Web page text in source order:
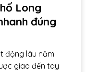
Long
đúng
động lâu năm
giao đến tay